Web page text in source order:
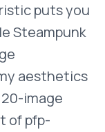
puts you
Steampunk
aesthetics
image
of pfp-